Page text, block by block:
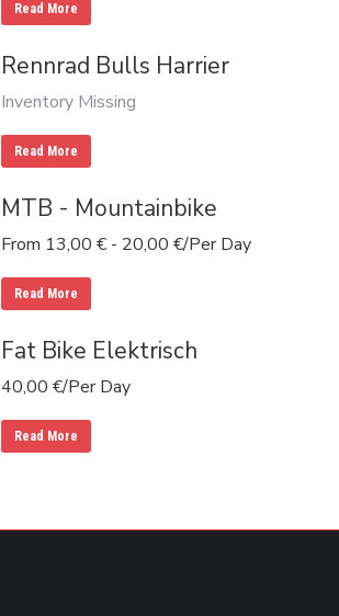
Read More
Rennrad Bulls Harrier
Inventory Missing
Read More
MTB - Mountainbike
From 13,00 € - 20,00 €/Per Day
Read More
Fat Bike Elektrisch
40,00 €/Per Day
Read More